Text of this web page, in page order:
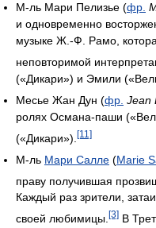
М-ль Мари Пелизье (фр.
и одновременно
музыке Ж.-Ф. Рамо,
неповторимой
(«Дикари») и Эмили
Месье Жан Дун (фр. Jean
ролях Османа-паши
(«Дикари»). [11]
М-ль Мари Салле (Marie
праву получившая
Каждый раз зрители,
своей любимицы. [3] В